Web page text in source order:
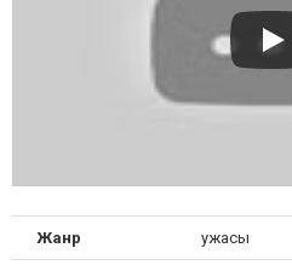
Жанр ужасы